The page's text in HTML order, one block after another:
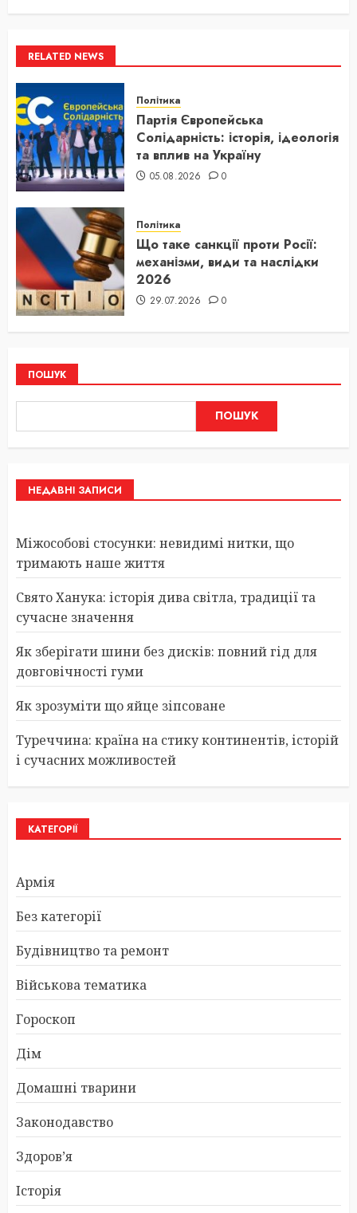
RELATED NEWS
Політика
Партія Європейська
Солідарність: історія, ідеологія
та вплив на Україну
05.08.2026 0
Політика
Що таке санкції проти Росії:
механізми, види та наслідки
2026
29.07.2026 0
ПОШУК
ПОШУК
НЕДАВНІ ЗАПИСИ
Міжособові стосунки: невидимі нитки, що
тримають наше життя
Свято Ханука: історія дива світла, традиції та
сучасне значення
Як зберігати шини без дисків: повний гід для
довговічності гуми
Як зрозуміти що яйце зіпсоване
Туреччина: країна на стику континентів, історій
і сучасних можливостей
КАТЕГОРІЇ
Армія
Без категорії
Будівництво та ремонт
Військова тематика
Гороскоп
Дім
Домашні тварини
Законодавство
Здоров’я
Історія